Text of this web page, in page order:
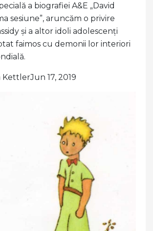
a biografiei A&E „David
sesiune”, aruncăm o privire
și a altor idoli adolescenți
faimos cu demonii lor interiori
KettlerJun 17, 2019